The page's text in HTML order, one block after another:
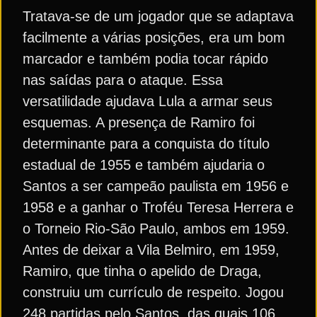
Tratava-se de um jogador que se adaptava
facilmente a várias posições, era um bom
marcador e também podia tocar rápido
nas saídas para o ataque. Essa
versatilidade ajudava Lula a armar seus
esquemas. A presença de Ramiro foi
determinante para a conquista do título
estadual de 1955 e também ajudaria o
Santos a ser campeão paulista em 1956 e
1958 e a ganhar o Troféu Teresa Herrera e
o Torneio Rio-São Paulo, ambos em 1959.
Antes de deixar a Vila Belmiro, em 1959,
Ramiro, que tinha o apelido de Draga,
construiu um currículo de respeito. Jogou
248 partidas pelo Santos, das quais 106